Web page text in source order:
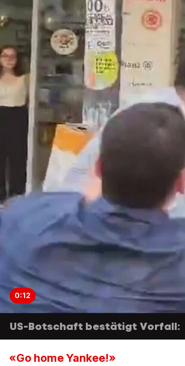
0:12
US-Botschaft bestätigt Vorfall:
«Go home Yankee!»